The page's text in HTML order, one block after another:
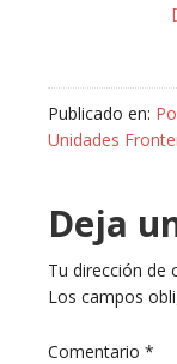
Publicado en:
Unidades
Deja
Tu dirección de
Los campos
Comentario *